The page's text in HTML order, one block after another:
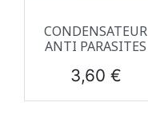
CONDENSATEUR
ANTI PARASITES
Prix
3,60 €